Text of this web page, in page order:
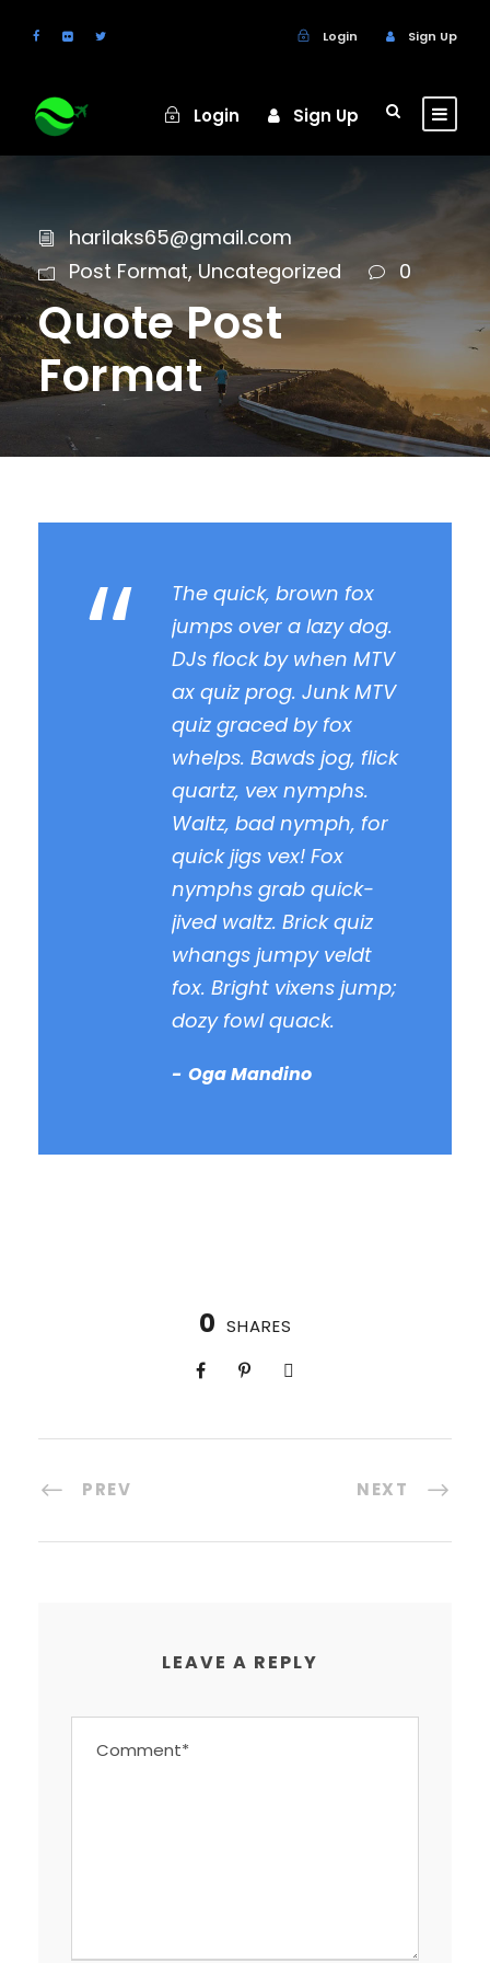
Login Sign Up
Login Sign Up
harilaks65@gmail.com
Post Format, Uncategorized 0
Quote Post
Format
“
The quick, brown fox
jumps over a lazy dog.
DJs flock by when MTV
ax quiz prog. Junk MTV
quiz graced by fox
whelps. Bawds jog, flick
quartz, vex nymphs.
Waltz, bad nymph, for
quick jigs vex! Fox
nymphs grab quick-
jived waltz. Brick quiz
whangs jumpy veldt
fox. Bright vixens jump;
dozy fowl quack.
Oga Mandino
0 SHARES
PREV NEXT
LEAVE A REPLY